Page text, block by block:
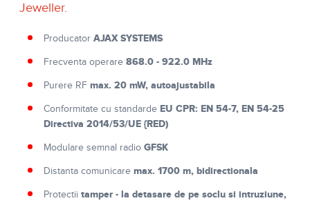
Jeweller.
Producator AJAX SYSTEMS
Frecventa operare 868.0 - 922.0 MHz
Purere RF max. 20 mW, autoajustabila
Conformitate cu standarde EU CPR: EN 54-7, EN 54-25
Directiva 2014/53/UE {RED)
Modulare semnal radio GFSK
Distanta comunicare max. 1700 m, bidirectionala
Protectii tamper - la detasare de pe soclu si intruziune,